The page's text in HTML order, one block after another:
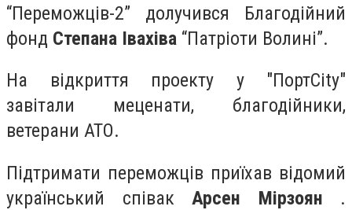
“Переможців-2” долучився Благодійний
фонд Степана Івахіва “Патріоти Волині”.
На відкриття проекту у "ПортCity"
завітали меценати, благодійники,
ветерани АТО.
Підтримати переможців приїхав відомий
український співак Арсен Мірзоян .